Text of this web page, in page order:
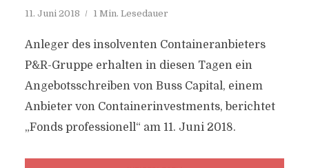
11. Juni 2018 1 Min. Lesedauer
Anleger des insolventen Containeranbieters
P&R-Gruppe erhalten in diesen Tagen ein
Angebotsschreiben von Buss Capital, einem
Anbieter von Containerinvestments, berichtet
„Fonds professionell“ am 11. Juni 2018.